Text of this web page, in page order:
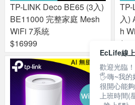
TP-LINK Deco BE65 (3入)
BE11000 完整家庭 Mesh
WiFi 7系統
$16999
入)
h
EcLife線
歡迎光臨！
🖐嗨~我的
很開心能
上班時間(